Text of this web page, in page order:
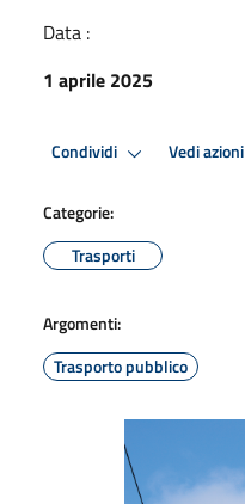
Data :
1 aprile 2025
Condividi Vedi azioni
Categorie:
Trasporti
Argomenti:
Trasporto pubblico